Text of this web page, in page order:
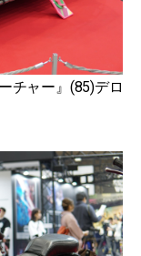
チャー』(85)デロ